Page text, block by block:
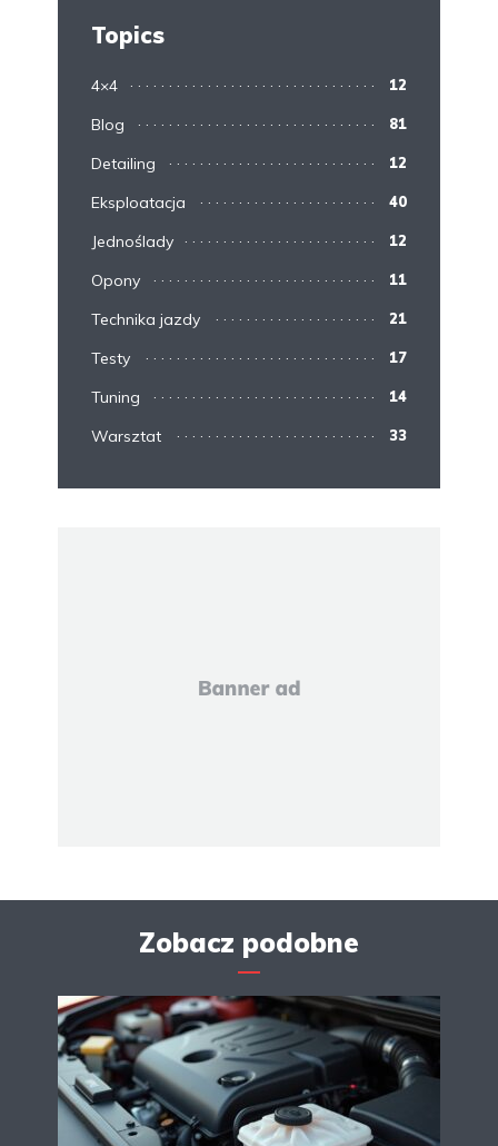
Topics
4×4 12
Blog 81
Detailing 12
Eksploatacja 40
Jednoślady 12
Opony 11
Technika jazdy 21
Testy 17
Tuning 14
Warsztat 33
Zobacz podobne